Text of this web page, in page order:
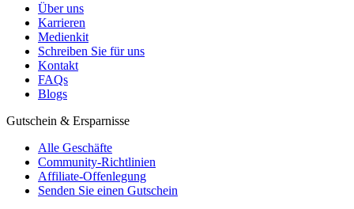
Über uns
Karrieren
Medienkit
Schreiben Sie für uns
Kontakt
FAQs
Blogs
Gutschein & Ersparnisse
Alle Geschäfte
Community-Richtlinien
Affiliate-Offenlegung
Senden Sie einen Gutschein